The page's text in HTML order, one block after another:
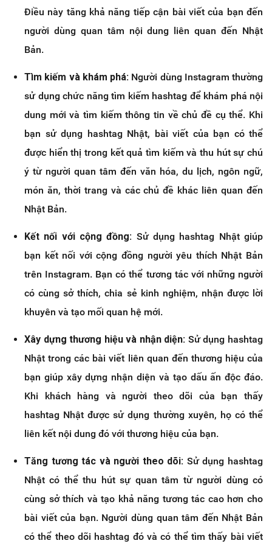
Điều này tăng khả năng tiếp cận bài viết của bạn đến
người dùng quan tâm nội dung liên quan đến Nhật
Bản.
Tìm kiếm và khám phá: Người dùng Instagram thường
sử dụng chức năng tìm kiếm hashtag để khám phá nội
dung mới và tìm kiếm thông tin về chủ đề cụ thể. Khi
bạn sử dụng hashtag Nhật, bài viết của bạn có thể
được hiển thị trong kết quả tìm kiếm và thu hút sự chú
ý từ người quan tâm đến văn hóa, du lịch, ngôn ngữ,
món ăn, thời trang và các chủ đề khác liên quan đến
Nhật Bản.
Kết nối với cộng đồng: Sử dụng hashtag Nhật giúp
bạn kết nối với cộng đồng người yêu thích Nhật Bản
trên Instagram. Bạn có thể tương tác với những người
có cùng sở thích, chia sẻ kinh nghiệm, nhận được lời
khuyên và tạo mối quan hệ mới.
Xây dựng thương hiệu và nhận diện: Sử dụng hashtag
Nhật trong các bài viết liên quan đến thương hiệu của
bạn giúp xây dựng nhận diện và tạo dấu ấn độc đáo.
Khi khách hàng và người theo dõi của bạn thấy
hashtag Nhật được sử dụng thường xuyên, họ có thể
liên kết nội dung đó với thương hiệu của bạn.
Tăng tương tác và người theo dõi: Sử dụng hashtag
Nhật có thể thu hút sự quan tâm từ người dùng có
cùng sở thích và tạo khả năng tương tác cao hơn cho
bài viết của bạn. Người dùng quan tâm đến Nhật Bản
có thể theo dõi hashtag đó và có thể tìm thấy bài viết